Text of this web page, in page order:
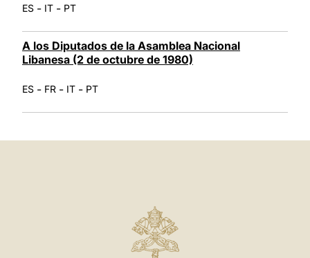
ES - IT - PT
A los Diputados de la Asamblea Nacional
Libanesa (2 de octubre de 1980)
ES - FR - IT - PT